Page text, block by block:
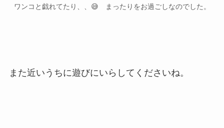
ワンコと戯れてたり、、😅 まったりをお過ごしなのでした。
また近いうちに遊びにいらしてくださいね。